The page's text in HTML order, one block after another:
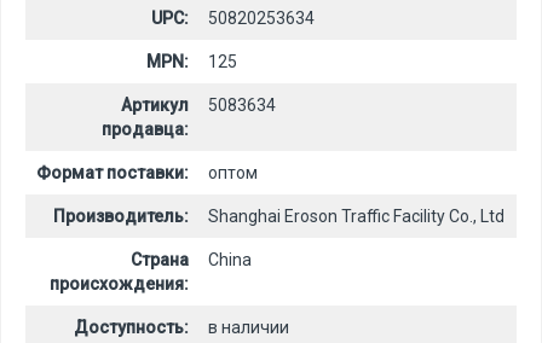
UPC: 50820253634
MPN: 125
Артикул
продавца:
5083634
Формат поставки: оптом
Производитель: Shanghai Eroson Traffic Facility Co., Ltd
Страна
происхождения:
China
Доступность: в наличии